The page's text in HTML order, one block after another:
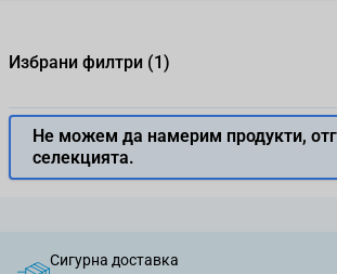
Избрани филтри (1)
Не можем да намерим продукти,
селекцията.
Сигурна доставка